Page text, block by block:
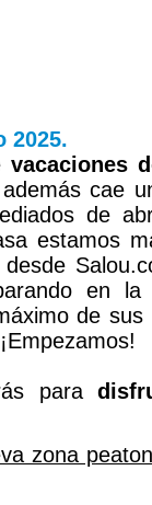
2025.
vacaciones
cae
de
estamos
en
de sus
para
zona